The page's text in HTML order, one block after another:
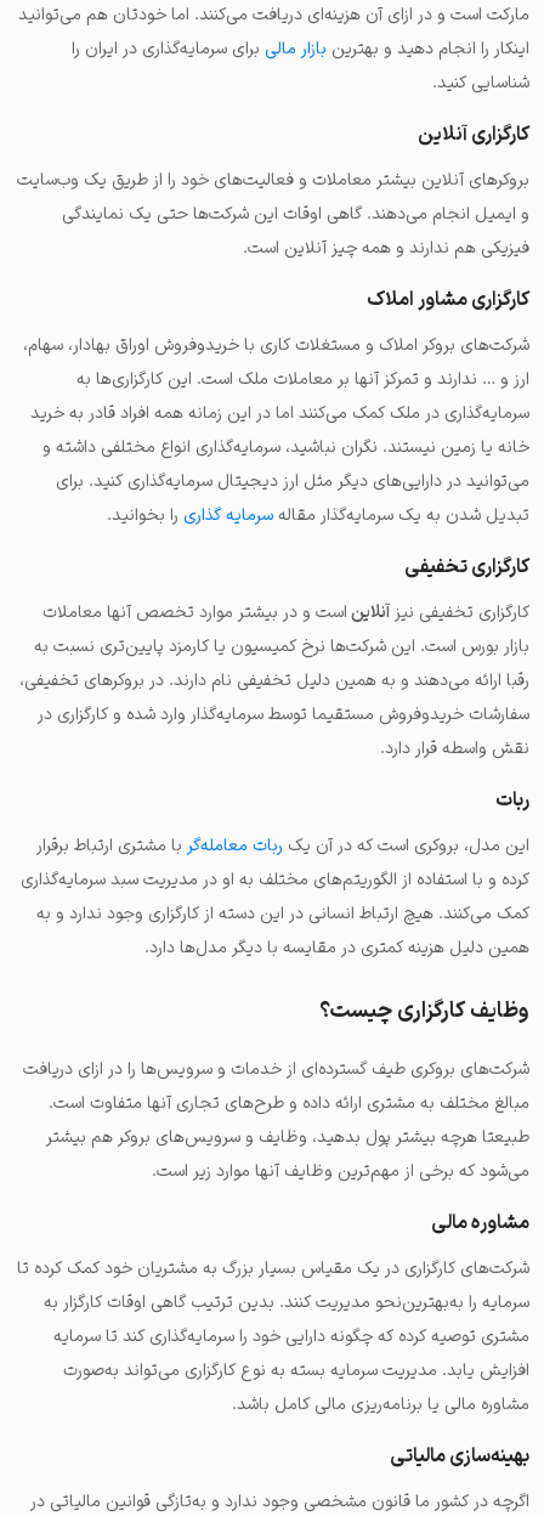
مارکت است و در ازای آن هزینه‌ای دریافت می‌کنند. اما خودتان هم می‌توانید
اینکار را انجام دهید و بهترین بازار مالی برای سرمایه‌گذاری در ایران را
شناسایی کنید.
کارگزاری آنلاین
بروکرهای آنلاین بیشتر معاملات و فعالیت‌های خود را از طریق یک وب‌سایت
و ایمیل انجام می‌دهند. گاهی اوقات این شرکت‌ها حتی یک نمایندگی
فیزیکی هم ندارند و همه چیز آنلاین است.
کارگزاری مشاور املاک
شرکت‌های بروکر املاک و مستغلات کاری با خریدوفروش اوراق بهادار، سهام،
ارز و … ندارند و تمرکز آنها بر معاملات ملک است. این کارگزاری‌ها به
سرمایه‌گذاری در ملک کمک می‌کنند اما در این زمانه همه افراد قادر به خرید
خانه یا زمین نیستند. نگران نباشید، سرمایه‌گذاری انواع مختلفی داشته و
می‌توانید در دارایی‌های دیگر مثل ارز دیجیتال سرمایه‌گذاری کنید. برای
تبدیل شدن به یک سرمایه‌گذار مقالهسرمایه گذاری را بخوانید.
کارگزاری تخفیفی
کارگزاری تخفیفی نیز آنلایناست و در بیشتر موارد تخصص آنها معاملات
بازار بورس است. این شرکت‌ها نرخ کمیسیون یا کارمزد پایین‌تری نسبت به
رقبا ارائه می‌دهند و به همین دلیل تخفیفی نام دارند. در بروکرهای تخفیفی،
سفارشات خریدوفروش مستقیما توسط سرمایه‌گذار وارد شده و کارگزاری در
نقش واسطه قرار دارد.
ربات
این مدل، بروکری است که در آن یک ربات معامله‌گر با مشتری ارتباط برقرار
کرده و با استفاده از الگوریتم‌های مختلف به او در مدیریت سبد سرمایه‌گذاری
کمک می‌کنند. هیچ ارتباط انسانی در این دسته از کارگزاری وجود ندارد و به
همین دلیل هزینه کمتری در مقایسه با دیگر مدل‌ها دارد.
وظایف کارگزاری چیست؟
شرکت‌های بروکری طیف گسترده‌ای از خدمات و سرویس‌ها را در ازای دریافت
مبالغ مختلف به مشتری ارائه داده و طرح‌های تجاری آنها متفاوت است.
طبیعتا هرچه بیشتر پول بدهید، وظایف و سرویس‌های بروکر هم بیشتر
می‌شود که برخی از مهم‌ترین وظایف آنها موارد زیر است.
مشاوره مالی
شرکت‌های کارگزاری در یک مقیاس بسیار بزرگ به مشتریان خود کمک کرده تا
سرمایه را به‌بهترین‌نحو مدیریت کنند. بدین ترتیب گاهی اوقات کارگزار به
مشتری توصیه کرده که چگونه دارایی خود را سرمایه‌گذاری کند تا سرمایه
افزایش یابد. مدیریت سرمایه بسته به نوع کارگزاری می‌تواند به‌صورت
مشاوره مالی یا برنامه‌ریزی مالی کامل باشد.
بهینه‌سازی مالیاتی
اگرچه در کشور ما قانون مشخصی وجود ندارد و به‌تازگی قوانین مالیاتی در